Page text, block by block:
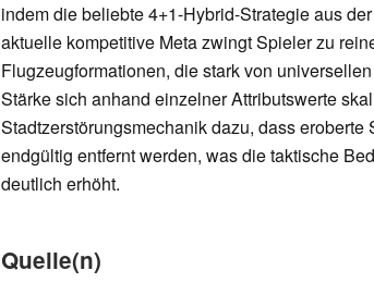
indem die beliebte 4+1-Hybrid-Strategie aus
aktuelle kompetitive Meta zwingt Spieler zu
Flugzeugformationen, die stark von
Stärke sich anhand einzelner Attributswerte
Stadtzerstörungsmechanik dazu, dass
endgültig entfernt werden, was die taktische
deutlich erhöht.
Quelle(n)